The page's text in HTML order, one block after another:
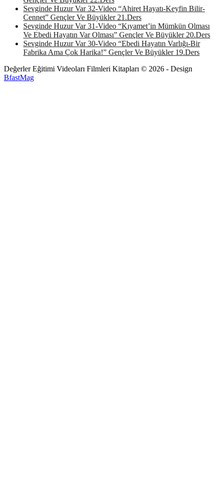
Gençler Ve Büyükler 22.Ders
Sevginde Huzur Var 32-Video “Ahiret Hayatı-Keyfin Bilir-
Cennet” Gençler Ve Büyükler 21.Ders
Sevginde Huzur Var 31-Video “Kıyamet’in Mümkün Olması
Ve Ebedi Hayatın Var Olması” Gençler Ve Büyükler 20.Ders
Sevginde Huzur Var 30-Video “Ebedi Hayatın Varlığı-Bir
Değerler Eğitimi Videoları Filmleri Kitapları © 2026 - Design